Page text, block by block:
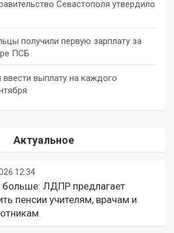
Севастополя утвердило
получили первую зарплату за
ПСБ
выплату на каждого
Актуальное
12:34
больше: ЛДПР предлагает
пенсии учителям, врачам и